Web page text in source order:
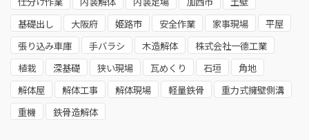
基礎出し
大阪府 姫路市 安全作業 家事現場
平屋
張り込み車庫
手バラシ 木造解体
株式会社一德工業
植栽
深基礎 狭い現場 瓦めくり 石垣
角地
解体屋
解体工事 解体現場 軽量鉄骨
重力式擁壁側溝
重機
鉄骨造解体